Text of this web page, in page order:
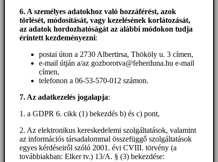
6. A személyes adatokhoz való hozzáférést, azok
törlését, módosítását, vagy kezelésének korlátozását,
az adatok hordozhatóságát az alábbi módokon tudja
érintett kezdeményezni:
postai úton a 2730 Albertirsa, Thököly u. 3 címen,
e-mail útján a/az gozborotva@feherduna.hu e-mail
címen,
telefonon a 06-53-570-012 számon.
7. Az adatkezelés jogalapja:
1. a GDPR 6. cikk (1) bekezdés b) és c) pont,
2. Az elektronikus kereskedelemi szolgáltatások, valamint
az információs társadalommal összefüggő szolgáltatások
egyes kérdéseiről szóló 2001. évi CVIII. törvény (a
továbbiakban: Elker tv.) 13/A. § (3) bekezdése: